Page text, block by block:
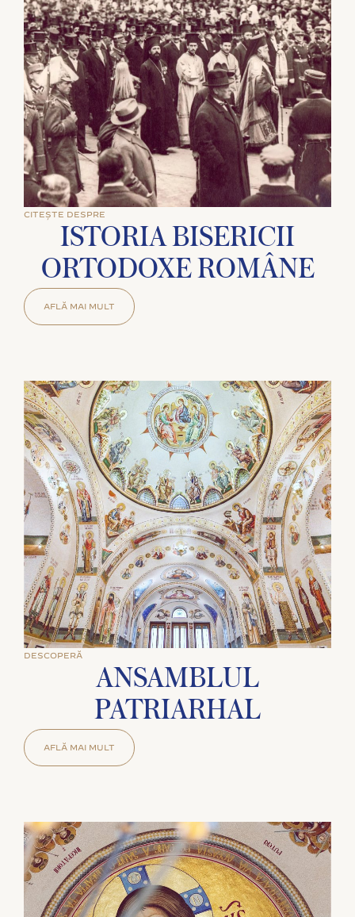
CITEȘTE DESPRE
ISTORIA BISERICII
ORTODOXE ROMÂNE
AFLĂ MAI MULT
DESCOPERĂ
ANSAMBLUL
PATRIARHAL
AFLĂ MAI MULT